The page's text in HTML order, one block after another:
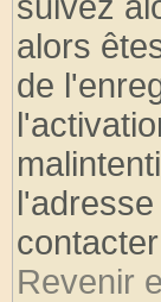
alors
de
Revenir